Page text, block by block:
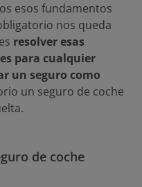
esos fundamentos
nos queda
resolver esas
para cualquier
un seguro como
un seguro de coche
de coche